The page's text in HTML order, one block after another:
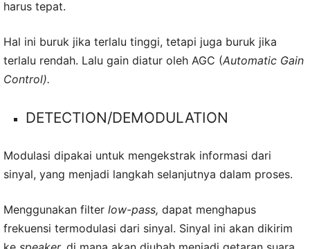
harus tepat.
Hal ini buruk jika terlalu tinggi, tetapi juga buruk jika
terlalu rendah. Lalu gain diatur oleh AGC (Automatic Gain
Control).
DETECTION/DEMODULATION
Modulasi dipakai untuk mengekstrak informasi dari
sinyal, yang menjadi langkah selanjutnya dalam proses.
Menggunakan filter low-pass, dapat menghapus
frekuensi termodulasi dari sinyal. Sinyal ini akan dikirim